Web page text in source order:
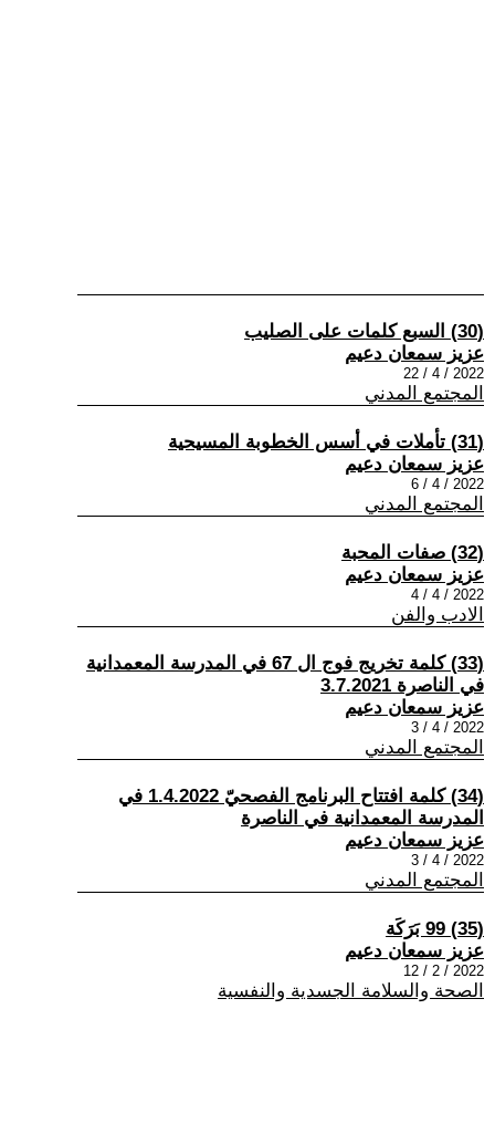
(30) السبع كلمات على الصليب
عزيز سمعان دعيم
2022 / 4 / 22
المجتمع المدني
(31) تأملات في أسس الخطوبة المسيحية
عزيز سمعان دعيم
2022 / 4 / 6
المجتمع المدني
(32) صفات المحبة
عزيز سمعان دعيم
2022 / 4 / 4
الادب والفن
(33) كلمة تخريج فوج ال 67 في المدرسة المعمدانية
في الناصرة 3.7.2021
عزيز سمعان دعيم
2022 / 4 / 3
المجتمع المدني
(34) كلمة افتتاح البرنامج الفصحيّ 1.4.2022 في
المدرسة المعمدانية في الناصرة
عزيز سمعان دعيم
2022 / 4 / 3
المجتمع المدني
(35) 99 بَرَكَة
عزيز سمعان دعيم
2022 / 2 / 12
الصحة والسلامة الجسدية والنفسية